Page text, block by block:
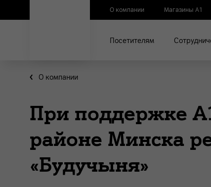
О компании Магазины А1
Посетителям
О компании
При поддержке
районе Минска
«Будучыня»